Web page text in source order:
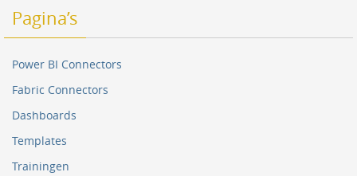
Pagina’s
Power BI Connectors
Fabric Connectors
Dashboards
Templates
Trainingen